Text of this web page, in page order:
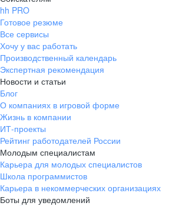
hh PRO
Готовое резюме
Все сервисы
Хочу у вас работать
Производственный календарь
Экспертная рекомендация
Новости и статьи
Блог
О компаниях в игровой форме
Жизнь в компании
ИТ-проекты
Рейтинг работодателей России
Молодым специалистам
Карьера для молодых специалистов
Школа программистов
Карьера в некоммерческих организациях
Боты для уведомлений